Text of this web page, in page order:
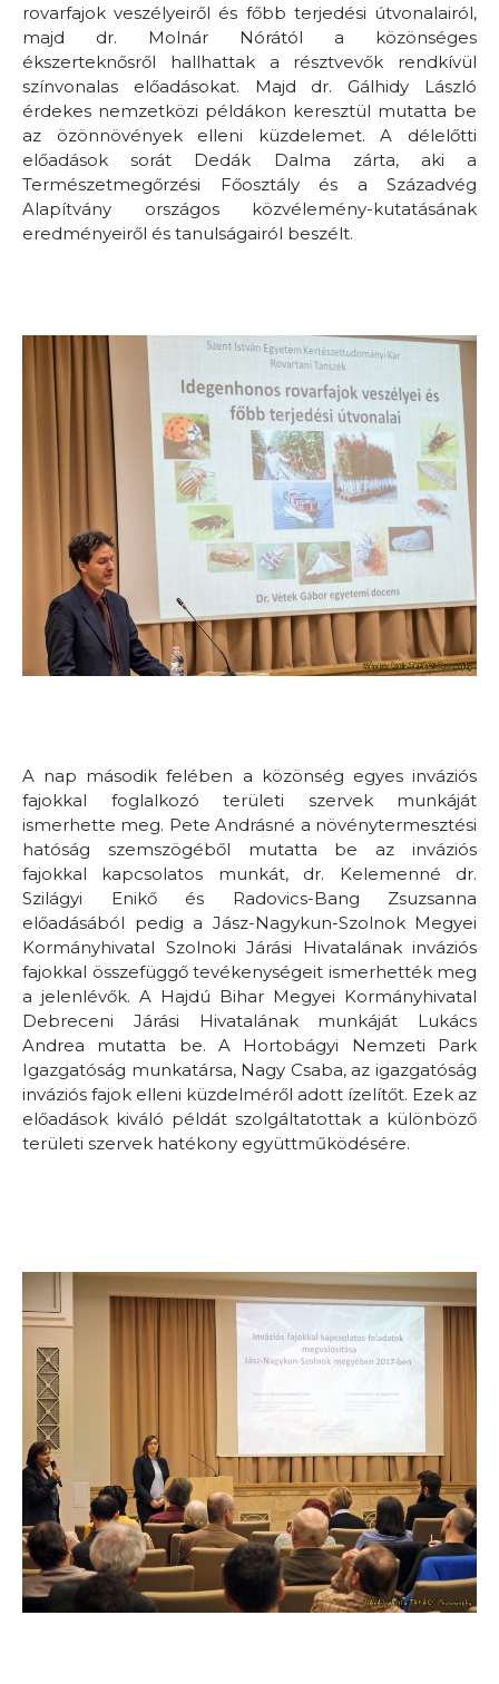
rovarfajok veszélyeiről és főbb terjedési útvonalairól,
majd dr. Molnár Nórától a közönséges
ékszerteknősről hallhattak a résztvevők rendkívül
színvonalas előadásokat. Majd dr. Gálhidy László
érdekes nemzetközi példákon keresztül mutatta be
az özönnövények elleni küzdelemet. A délelőtti
előadások sorát Dedák Dalma zárta, aki a
Természetmegőrzési Főosztály és a Századvég
Alapítvány országos közvélemény-kutatásának
eredményeiről és tanulságairól beszélt.
A nap második felében a közönség egyes inváziós
fajokkal foglalkozó területi szervek munkáját
ismerhette meg. Pete Andrásné a növénytermesztési
hatóság szemszögéből mutatta be az inváziós
fajokkal kapcsolatos munkát, dr. Kelemenné dr.
Szilágyi Enikő és Radovics-Bang Zsuzsanna
előadásából pedig a Jász-Nagykun-Szolnok Megyei
Kormányhivatal Szolnoki Járási Hivatalának inváziós
fajokkal összefüggő tevékenységeit ismerhették meg
a jelenlévők. A Hajdú Bihar Megyei Kormányhivatal
Debreceni Járási Hivatalának munkáját Lukács
Andrea mutatta be. A Hortobágyi Nemzeti Park
Igazgatóság munkatársa, Nagy Csaba, az igazgatóság
inváziós fajok elleni küzdelméről adott ízelítőt. Ezek az
előadások kiváló példát szolgáltatottak a különböző
területi szervek hatékony együttműködésére.